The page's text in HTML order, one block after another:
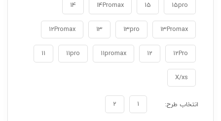
15pro
15
14Promax
14
13Promax
13pro
13
12Promax
12Pro
12
11promax
11pro
11
X/xs
انتخاب طرح: 1
2